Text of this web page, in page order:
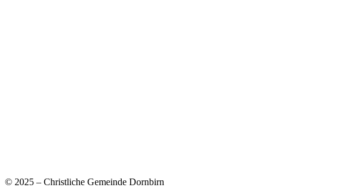
© 2025 – Christliche Gemeinde Dornbirn